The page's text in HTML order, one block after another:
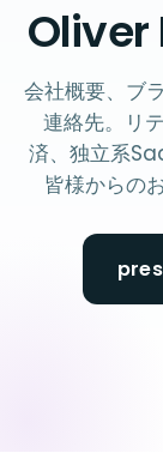
Oliver
会社概要、ブ
連絡先。リ
済、独立系
皆様からの